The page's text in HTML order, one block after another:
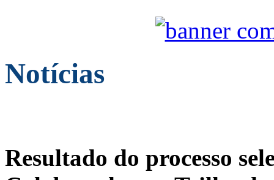
Notícias
Resultado do processo